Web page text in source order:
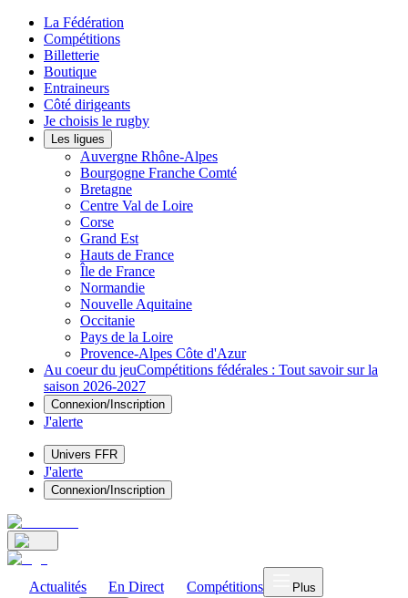
La Fédération
Compétitions
Billetterie
Boutique
Entraineurs
Côté dirigeants
Je choisis le rugby
Les ligues
Auvergne Rhône-Alpes
Bourgogne Franche Comté
Bretagne
Centre Val de Loire
Corse
Grand Est
Hauts de France
Île de France
Normandie
Nouvelle Aquitaine
Occitanie
Pays de la Loire
Provence-Alpes Côte d'Azur
Au coeur du jeuCompétitions fédérales : Tout savoir sur la
saison 2026-2027
Connexion/Inscription
J'alerte
Univers FFR
J'alerte
Connexion/Inscription
Actualités En Direct Compétitions Plus